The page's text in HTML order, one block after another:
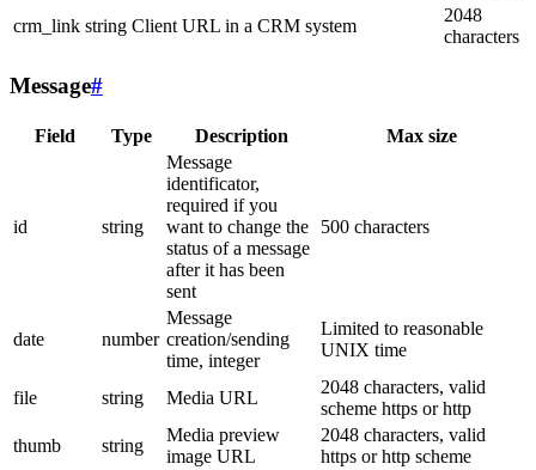
crm_link string Client URL in a CRM system
2048
characters
Message#
Field Type Description Max size
id string
Message
identificator,
required if you
want to change the
status of a message
after it has been
sent
500 characters
date number
Message
creation/sending
time, integer
Limited to reasonable
UNIX time
file string Media URL
2048 characters, valid
scheme https or http
thumb
string
Media preview
image URL
2048 characters, valid
https or http scheme